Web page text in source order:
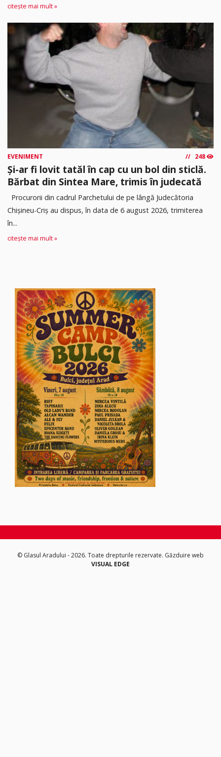
citește mai mult »
EVENIMENT 248
Și-ar fi lovit tatăl în cap cu un bol din sticlă.
Bărbat din Sintea Mare, trimis în judecată
Procurorii din cadrul Parchetului de pe lângă Judecătoria
Chișineu-Criș au dispus, în data de 6 august 2026, trimiterea
în...
citește mai mult »
© Glasul Aradului - 2026. Toate drepturile rezervate. Găzduire web
VISUAL EDGE